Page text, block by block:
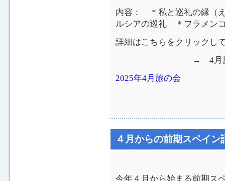
内容： ＊私と巡礼の縁
ルシアの巡礼 ＊フラメン
詳細はこちらをクリックし
→ 4月度 旅
2025年4月旅の会
４月からの前期スペイン
今年４月から始まる前期ス